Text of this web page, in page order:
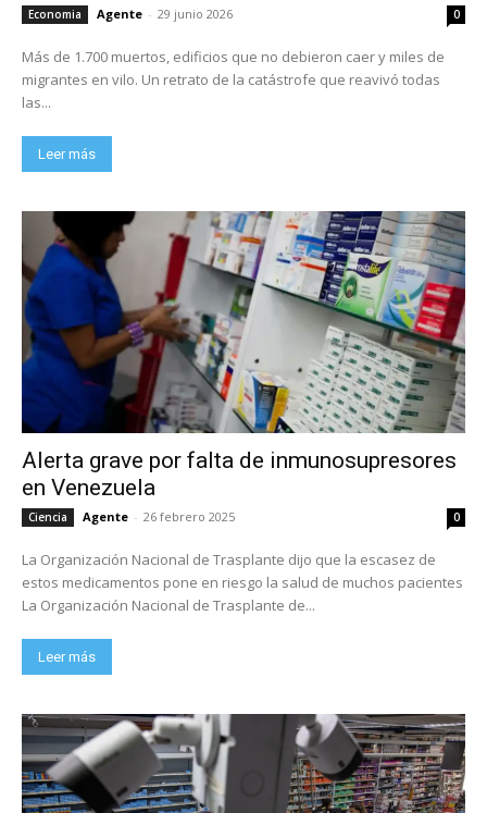
Economia Agente - 29 junio 2026 0
Más de 1.700 muertos, edificios que no debieron caer y miles de
migrantes en vilo. Un retrato de la catástrofe que reavivó todas
las...
Leer más
Alerta grave por falta de inmunosupresores
en Venezuela
Ciencia Agente - 26 febrero 2025 0
La Organización Nacional de Trasplante dijo que la escasez de
estos medicamentos pone en riesgo la salud de muchos pacientes
La Organización Nacional de Trasplante de...
Leer más